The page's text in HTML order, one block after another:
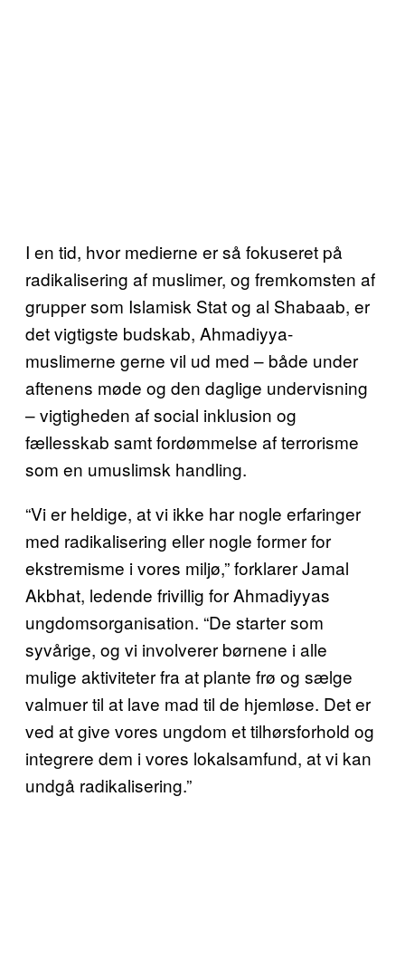
I en tid, hvor medierne er så fokuseret på
radikalisering af muslimer, og fremkomsten af
grupper som Islamisk Stat og al Shabaab, er
det vigtigste budskab, Ahmadiyya-
muslimerne gerne vil ud med – både under
aftenens møde og den daglige undervisning
– vigtigheden af social inklusion og
fællesskab samt fordømmelse af terrorisme
som en umuslimsk handling.
“Vi er heldige, at vi ikke har nogle erfaringer
med radikalisering eller nogle former for
ekstremisme i vores miljø,” forklarer Jamal
Akbhat, ledende frivillig for Ahmadiyyas
ungdomsorganisation. “De starter som
syvårige, og vi involverer børnene i alle
mulige aktiviteter fra at plante frø og sælge
valmuer til at lave mad til de hjemløse. Det er
ved at give vores ungdom et tilhørsforhold og
integrere dem i vores lokalsamfund, at vi kan
undgå radikalisering.”